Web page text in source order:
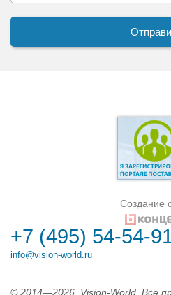
Создание
+7 (495) 54-54-
info@vision-world.ru
© 2014—2026. Vision-World. Все